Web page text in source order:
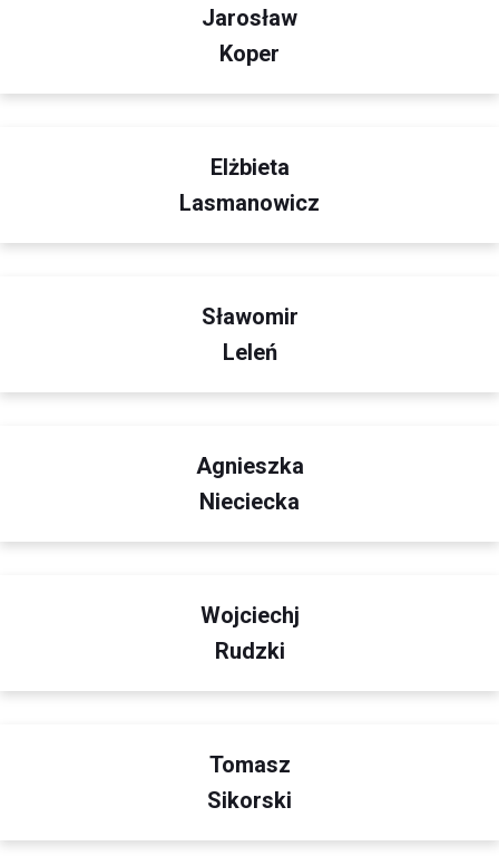
Jarosław
Koper
Elżbieta
Lasmanowicz
Sławomir
Leleń
Agnieszka
Nieciecka
Wojciechj
Rudzki
Tomasz
Sikorski